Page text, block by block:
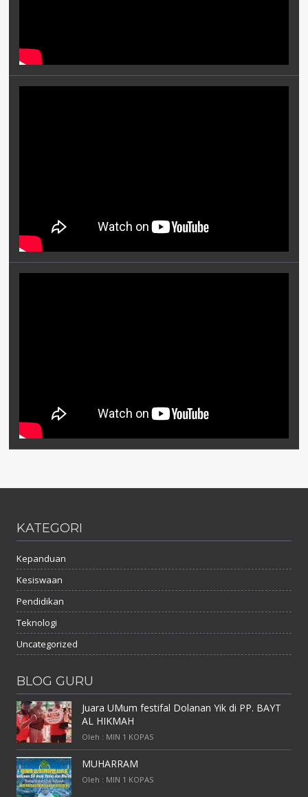
KATEGORI
Kepanduan
Kesiswaan
Pendidikan
Teknologi
Uncategorized
BLOG GURU
Juara UMum festifal Dolanan Yik di PP. BAYT
AL HIKMAH
Oleh : MIN 1 KOPAS
MUHARRAM
Oleh : MIN 1 KOPAS